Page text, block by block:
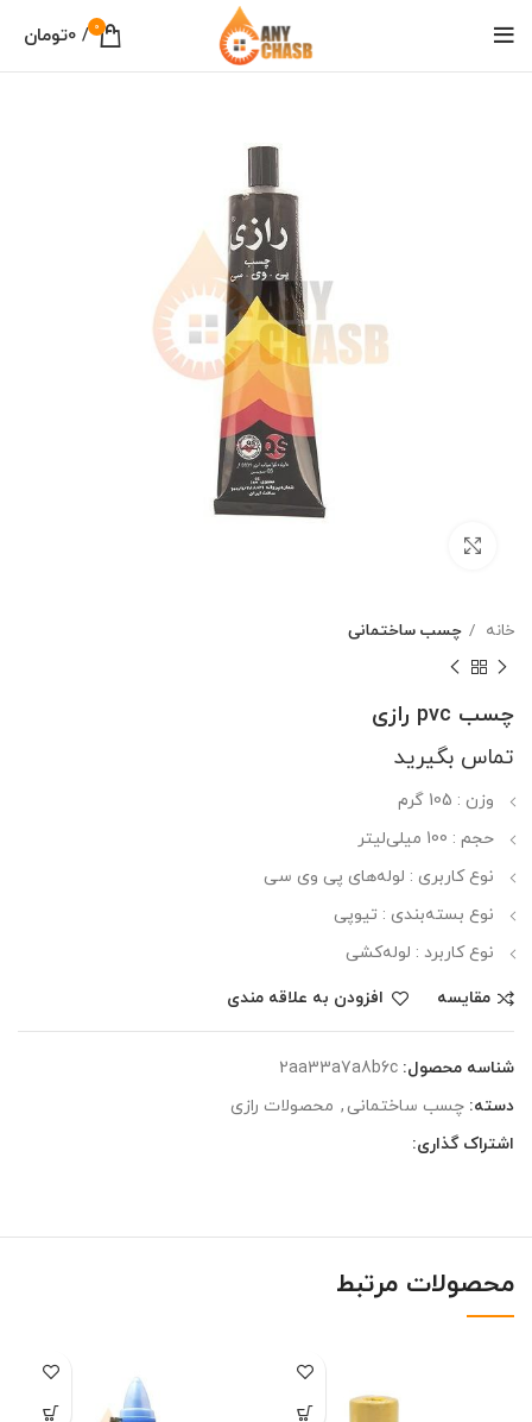
0
/
0تومان
خانه چسب ساختمانی
چسب pvc رازی
تماس بگیرید
وزن : 105 گرم
حجم : 100 میلی‌لیتر
نوع کاربری : لوله‌های پی وی سی
نوع بسته‌بندی : تیوپی
نوع کاربرد : لوله‌کشی
مقایسه
افزودن به علاقه مندی
شناسه محصول: 2aa33a7a8b6c
دسته: چسب ساختمانی , محصولات رازی
اشتراک گذاری:
محصولات مرتبط